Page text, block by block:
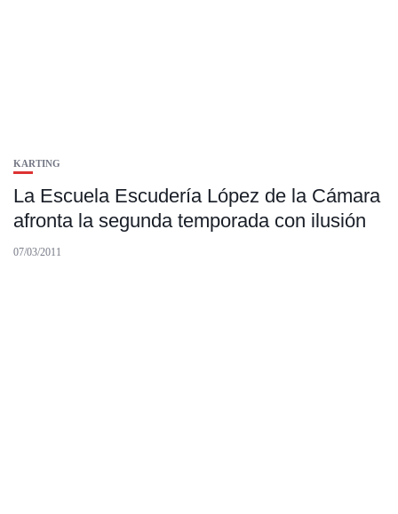
KARTING
La Escuela Escudería López de la Cámara
afronta la segunda temporada con ilusión
07/03/2011